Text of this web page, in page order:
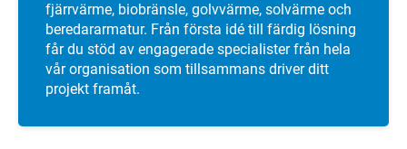
fjärrvärme, biobränsle, golvvärme, solvärme och
beredararmatur. Från första idé till färdig lösning
får du stöd av engagerade specialister från hela
vår organisation som tillsammans driver ditt
projekt framåt.